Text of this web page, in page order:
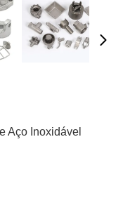
Aço Inoxidável